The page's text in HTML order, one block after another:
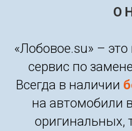
О
«Лобовое.su» –
сервис по
Всегда в наличии
на автомобили
оригинальных,